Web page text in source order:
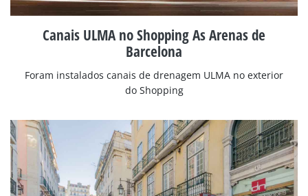
Canais ULMA no Shopping As Arenas de
Barcelona
Foram instalados canais de drenagem ULMA no exterior
do Shopping